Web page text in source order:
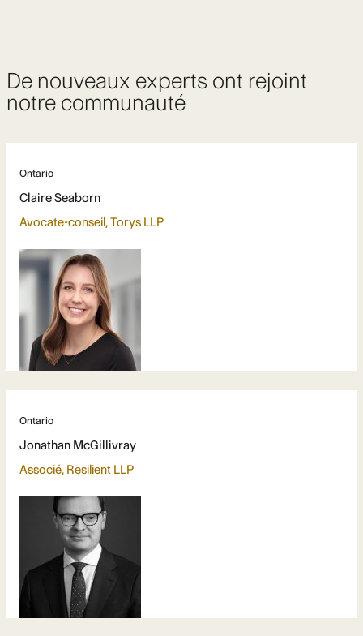
De nouveaux experts ont rejoint
notre communauté
Ontario
Claire Seaborn
Avocate-conseil, Torys LLP
Ontario
Jonathan McGillivray
Associé, Resilient LLP